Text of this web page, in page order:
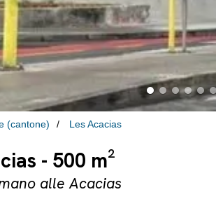
(cantone) Les Acacias
- 500 m²
alle Acacias